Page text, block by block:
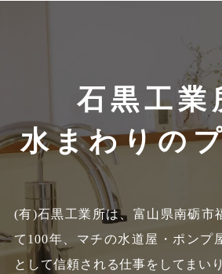
石黒工業
水まわりの
(有)石黒工業所は、富山県南砺市
て100年、 マチの水道屋・ポンプ
として信頼される仕事をしてまい